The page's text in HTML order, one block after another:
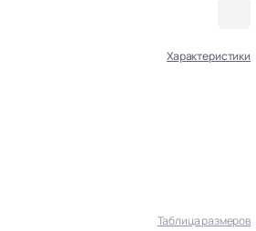
Характеристики
Таблица размеров